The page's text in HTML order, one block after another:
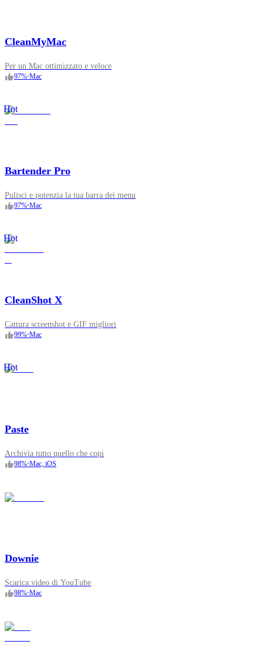
CleanMyMac
Per un Mac ottimizzato e veloce
97%•Mac
Hot
Bartender Pro
Pulisci e potenzia la tua barra dei menu
97%•Mac
Hot
CleanShot X
Cattura screenshot e GIF migliori
99%•Mac
Hot
Paste
Archivia tutto quello che copi
98%•Mac, iOS
Downie
Scarica video di YouTube
98%•Mac